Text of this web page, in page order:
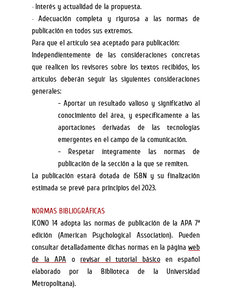
- Interés y actualidad de la propuesta.
-Adecuación completa y rigurosa a las normas de
publicación en todos sus extremos.
Para que el artículo sea aceptado para publicación:
Independientemente de las consideraciones concretas
que realicen los revisores sobre los textos recibidos, los
artículos deberán seguir las siguientes consideraciones
generales:
- Aportar un resultado valioso y significativo al
conocimiento del área, y específicamente a las
aportaciones derivadas de las tecnologías
emergentes en el campo de la comunicación.
- Respetar íntegramente las normas de
publicación de la sección a la que se remiten.
La publicación estará dotada de ISBN y su finalización
estimada se prevé para principios del 2023.
NORMAS BIBLIOGRÁFICAS
ICONO 14 adopta las normas de publicación de la APA 7ª
edición (American Psychological Association). Pueden
consultar detalladamente dichas normas en la páginaweb
de la APA o revisar el tutorial básicoen español
elaborado por la Biblioteca de la Universidad
Metropolitana).